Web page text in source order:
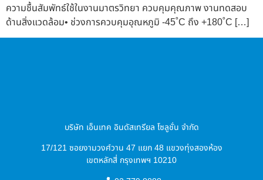
ความชื้นสัมพัทธ์ใช้ในงานมาตรวิทยา ควบคุมคุณภาพ งานทดสอบ
ด้านสิ่งแวดล้อม• ช่วงการควบคุมอุณหภูมิ -45˚C ถึง +180˚C […]
บริษัท เอ็นเทค อินดัสเทรียล โซลูชั่น จำกัด
17/121 ซอยงามวงศ์วาน 47 แยก 48 แขวงทุ่งสองห้อง
เขตหลักสี่ กรุงเทพฯ 10210